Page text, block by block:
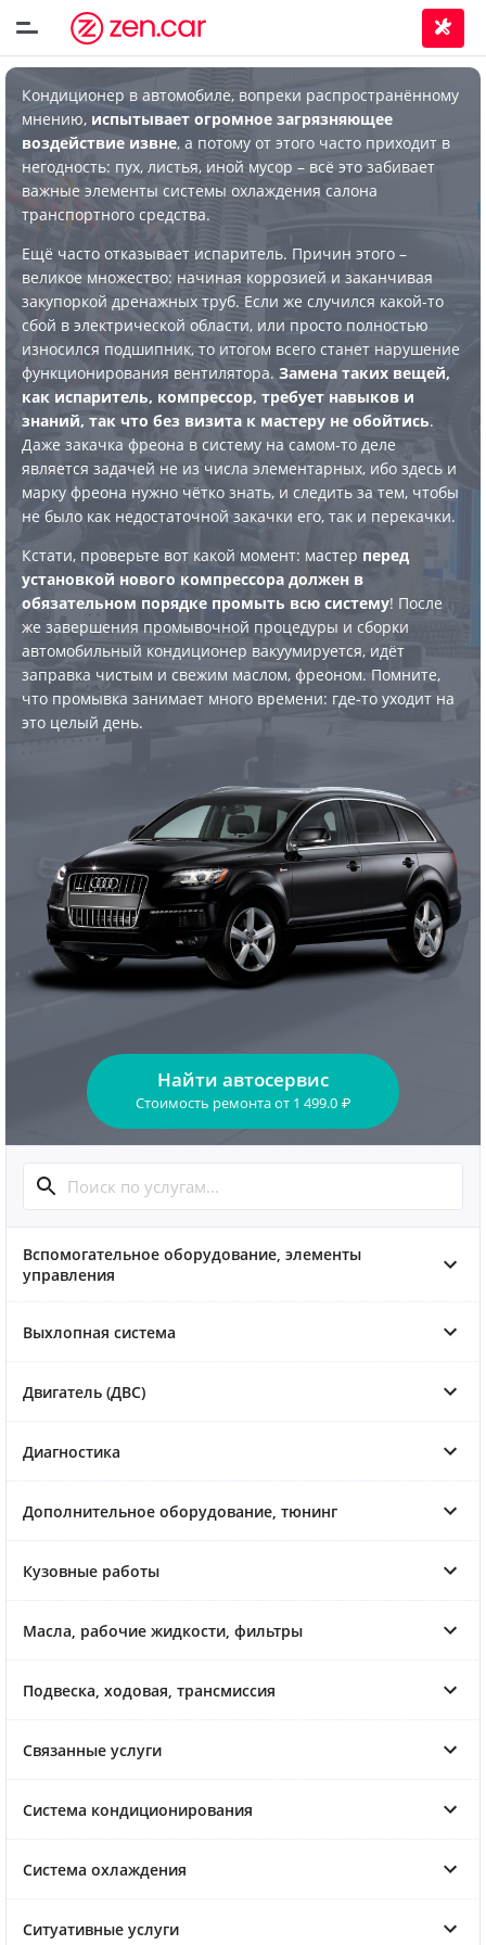
Кондиционер в автомобиле, вопреки распространённому
мнению, испытывает огромное загрязняющее
воздействие извне, а потому от этого часто приходит в
негодность: пух, листья, иной мусор – всё это забивает
важные элементы системы охлаждения салона
транспортного средства.
Ещё часто отказывает испаритель. Причин этого –
великое множество: начиная коррозией и заканчивая
закупоркой дренажных труб. Если же случился какой-то
сбой в электрической области, или просто полностью
износился подшипник, то итогом всего станет нарушение
функционирования вентилятора. Замена таких вещей,
как испаритель, компрессор, требует навыков и
знаний, так что без визита к мастеру не обойтись.
Даже закачка фреона в систему на самом-то деле
является задачей не из числа элементарных, ибо здесь и
марку фреона нужно чётко знать, и следить за тем, чтобы
не было как недостаточной закачки его, так и перекачки.
Кстати, проверьте вот какой момент: мастер перед
установкой нового компрессора должен в
обязательном порядке промыть всю систему! После
же завершения промывочной процедуры и сборки
автомобильный кондиционер вакуумируется, идёт
заправка чистым и свежим маслом, фреоном. Помните,
что промывка занимает много времени: где-то уходит на
это целый день.
Найти автосервис
Стоимость ремонтаот 1 499.0 ₽
Вспомогательное оборудование, элементы
управления
Выхлопная система
Двигатель (ДВС)
Диагностика
Дополнительное оборудование, тюнинг
Кузовные работы
Масла, рабочие жидкости, фильтры
Подвеска, ходовая, трансмиссия
Связанные услуги
Система кондиционирования
Система охлаждения
Ситуативные услуги